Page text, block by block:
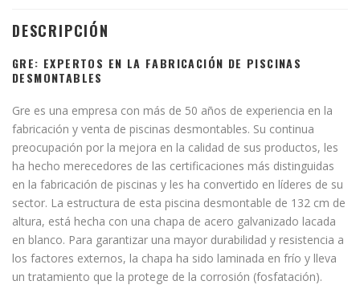
DESCRIPCIÓN
GRE: EXPERTOS EN LA FABRICACIÓN DE PISCINAS
DESMONTABLES
Gre es una empresa con más de 50 años de experiencia en la
fabricación y venta de piscinas desmontables. Su continua
preocupación por la mejora en la calidad de sus productos, les
ha hecho merecedores de las certificaciones más distinguidas
en la fabricación de piscinas y les ha convertido en líderes de su
sector. La estructura de esta piscina desmontable de 132 cm de
altura, está hecha con una chapa de acero galvanizado lacada
en blanco. Para garantizar una mayor durabilidad y resistencia a
los factores externos, la chapa ha sido laminada en frío y lleva
un tratamiento que la protege de la corrosión (fosfatación).